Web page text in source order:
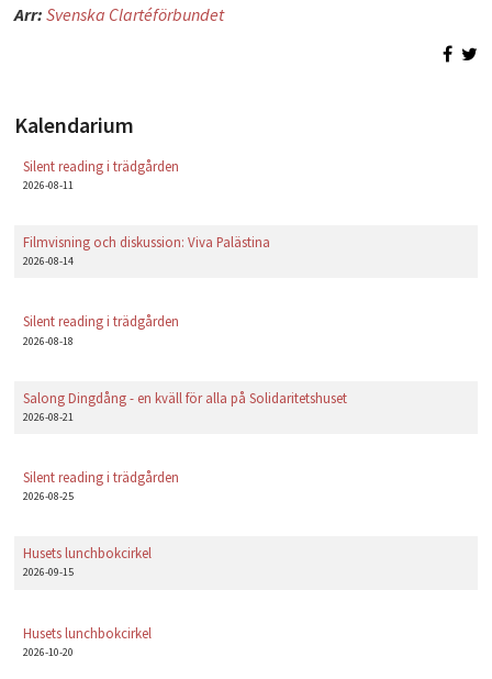
Arr:Svenska Clartéförbundet
Kalendarium
Silent reading i trädgården
2026-08-11
Filmvisning och diskussion: Viva Palästina
2026-08-14
Silent reading i trädgården
2026-08-18
Salong Dingdång - en kväll för alla på Solidaritetshuset
2026-08-21
Silent reading i trädgården
2026-08-25
Husets lunchbokcirkel
2026-09-15
Husets lunchbokcirkel
2026-10-20